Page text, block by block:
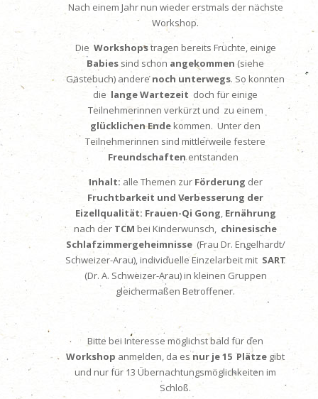
Nach einem Jahr nun wieder erstmals der nächste
Workshop.
Die Workshopstragen bereits Früchte, einige
Babies sind schon angekommen(siehe
Gästebuch) anderenoch unterwegs. So konnten
die lange Wartezeit doch für einige
Teilnehmerinnen verkürzt und zu einem
glücklichen Endekommen. Unter den
Teilnehmerinnen sind mittlerweile festere
Freundschaftenentstanden
Inhalt: alle Themen zur Förderung der
Fruchtbarkeit und Verbesserung der
Eizellqualität: Frauen-Qi Gong, Ernährung
nach der TCM bei Kinderwunsch, chinesische
Schlafzimmergeheimnisse(Frau Dr. Engelhardt/
Schweizer-Arau), individuelle Einzelarbeit mit SART
(Dr. A. Schweizer-Arau) in kleinen Gruppen
gleichermaßen Betroffener.
Bitte bei Interesse möglichst bald für den
Workshop anmelden, da esnur je 15 Plätze gibt
und nur für 13 Übernachtungsmöglichkeiten im
Schloß.